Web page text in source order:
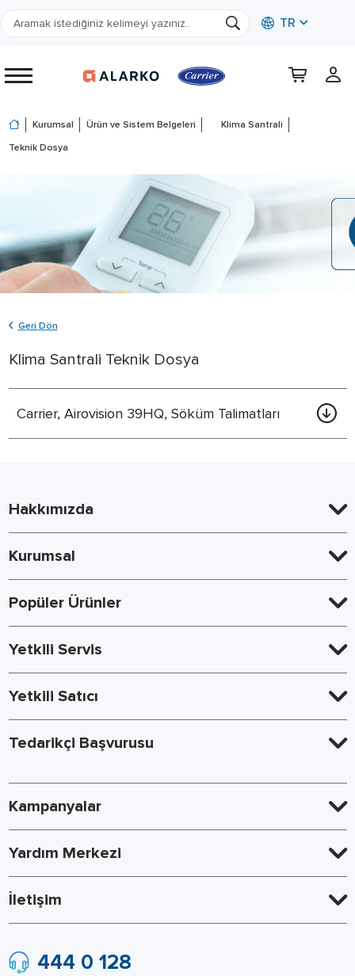
TR
Kurumsal Ürün ve Sistem Belgeleri
Klima Santrali
Teknik Dosya
Geri Dön
Klima Santrali Teknik Dosya
Carrier, Airovision 39HQ, Söküm Talimatları
Hakkımızda
Kurumsal
Popüler Ürünler
Yetkili Servis
Yetkili Satıcı
Tedarikçi Başvurusu
Kampanyalar
Yardım Merkezi
İletişim
444 0 128